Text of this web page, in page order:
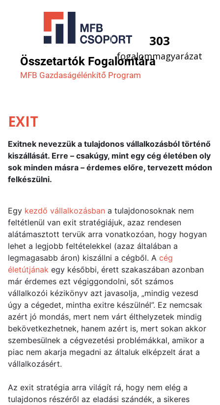
Összetartók Fogalomtára
MFB Gazdaság­élénkítő Program
303
fogalommagyarázat
EXIT
Exitnek nevezzük a tulajdonos vállalkozásból történő
kiszállását. Erre – csakúgy, mint egy cég életében oly
sok minden másra – érdemes előre, tervezett módon
felkészülni.
Egy kezdő vállalkozásban a tulajdonosoknak nem
feltétlenül van exit stratégiájuk, azaz rendesen
alátámasztott tervük arra vonatkozóan, hogy hogyan
lehet a legjobb feltételekkel (azaz általában a
legmagasabb áron) kiszállni a cégből. A cég
életútjának egy későbbi, érett szakaszában azonban
már érdemes ezt végiggondolni, sőt számos
vállalkozói kézikönyv azt javasolja, „mindig vezesd
úgy a cégedet, mintha exitre készülnél”. Ez nemcsak
azért jó mondás, mert nem várt élthelyzetek mindig
bekövetkezhetnek, hanem azért is, mert sokan akkor
szembesülnek a cégvezetési problémákkal, amikor a
piac nem akarja megadni az általuk elképzelt árat a
vállalkozásért.
Az exit stratégia arra világít rá, hogy nem elég a
tulajdonos részéről az eladási szándék, a sikeres